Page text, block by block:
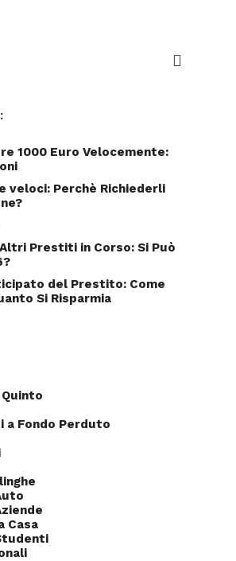
1000 Euro Velocemente:
veloci: Perchè Richiederli
Prestiti in Corso: Si Può
del Prestito: Come
Si Risparmia
a Fondo Perduto
Casa